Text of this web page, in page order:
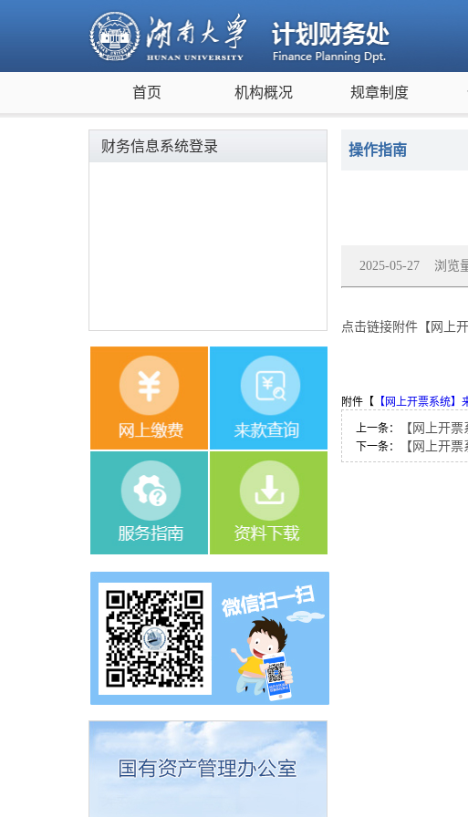
首页 机构概况 规章制度
财务信息系统登录 操作指南
2025-05-27 浏览
点击链接附件【网上
附件【 【网上开票系统
上一条： 【网上开
下一条： 【网上开